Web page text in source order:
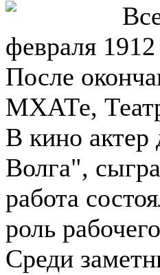
февраля
После
МХАТе,
В кино актер
Волга",
работа
роль
Среди